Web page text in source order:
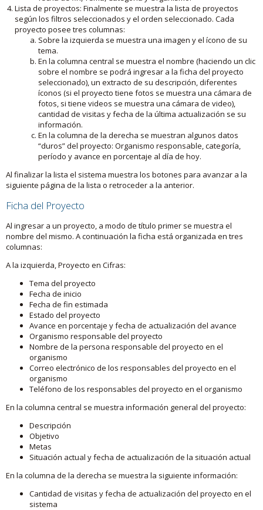
Lista de proyectos: Finalmente se muestra la lista de proyectos
según los filtros seleccionados y el orden seleccionado. Cada
proyecto posee tres columnas:
Sobre la izquierda se muestra una imagen y el ícono de su
tema.
En la columna central se muestra el nombre (haciendo un clic
sobre el nombre se podrá ingresar a la ficha del proyecto
seleccionado), un extracto de su descripción, diferentes
íconos (si el proyecto tiene fotos se muestra una cámara de
fotos, si tiene videos se muestra una cámara de video),
cantidad de visitas y fecha de la última actualización se su
información.
En la columna de la derecha se muestran algunos datos
“duros” del proyecto: Organismo responsable, categoría,
período y avance en porcentaje al día de hoy.
Al finalizar la lista el sistema muestra los botones para avanzar a la
siguiente página de la lista o retroceder a la anterior.
Ficha del Proyecto
Al ingresar a un proyecto, a modo de título primer se muestra el
nombre del mismo. A continuación la ficha está organizada en tres
columnas:
A la izquierda, Proyecto en Cifras:
Tema del proyecto
Fecha de inicio
Fecha de fin estimada
Estado del proyecto
Avance en porcentaje y fecha de actualización del avance
Organismo responsable del proyecto
Nombre de la persona responsable del proyecto en el
organismo
Correo electrónico de los responsables del proyecto en el
organismo
Teléfono de los responsables del proyecto en el organismo
En la columna central se muestra información general del proyecto:
Descripción
Objetivo
Metas
Situación actual y fecha de actualización de la situación actual
En la columna de la derecha se muestra la siguiente información:
Cantidad de visitas y fecha de actualización del proyecto en el
sistema